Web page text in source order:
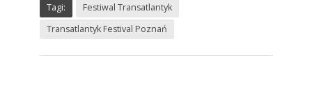
Tagi:
Festiwal Transatlantyk
Transatlantyk Festival Poznań